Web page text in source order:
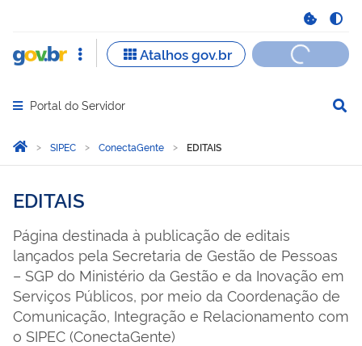
Abrir menu principal de navegação
Portal do Servidor
Você está aqui:
Página Inicial
SIPEC ConectaGente EDITAIS
EDITAIS
Página destinada à publicação de editais
lançados pela Secretaria de Gestão de Pessoas
– SGP do Ministério da Gestão e da Inovação em
Serviços Públicos, por meio da Coordenação de
Comunicação, Integração e Relacionamento com
o SIPEC (ConectaGente)